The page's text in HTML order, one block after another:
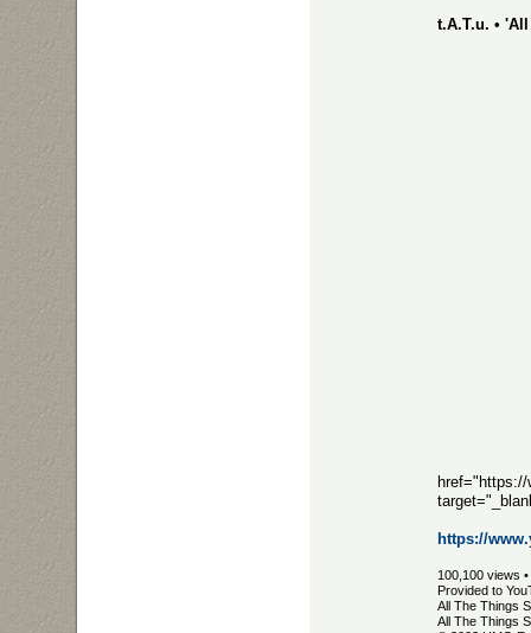
t.A.T.u. •
https://
100,100 views
Provided to
All The Things
All The Things